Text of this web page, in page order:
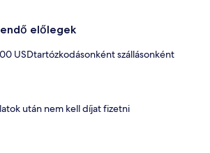
előlegek
USDtartózkodásonként szállásonként
után nem kell díjat fizetni